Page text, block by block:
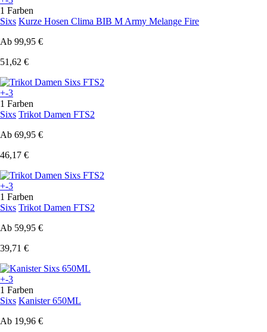
1 Farben
Sixs Kurze Hosen Clima BIB M Army Melange Fire
Ab 99,95 €
51,62 €
+-3
1 Farben
Sixs Trikot Damen FTS2
Ab 69,95 €
46,17 €
+-3
1 Farben
Sixs Trikot Damen FTS2
Ab 59,95 €
39,71 €
+-3
1 Farben
Sixs Kanister 650ML
Ab 19,96 €